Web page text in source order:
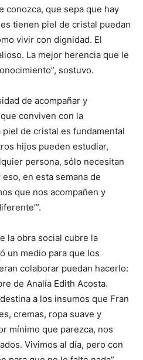
conozca, que sepa que hay
tienen piel de cristal puedan
vivir con dignidad. El
La mejor herencia que le
sostuvo.
de acompañar y
conviven con la
de cristal es fundamental
hijos pueden estudiar,
persona, sólo necesitan
en esta semana de
que nos acompañen y
la obra social cubre la
un medio para que los
colaborar puedan hacerlo:
de Analía Edith Acosta.
a los insumos que Fran
cremas, ropa suave y
mínimo que parezca, nos
Vivimos al día, pero con